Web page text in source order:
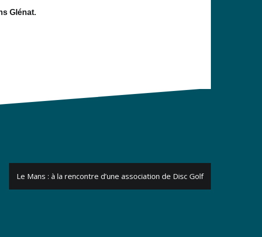
Glénat.
Le Mans : à la rencontre d’une association de Disc Golf